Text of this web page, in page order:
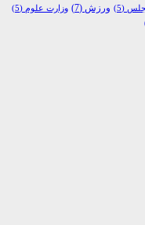
(5) ورزش (7) وزارت علوم (5)